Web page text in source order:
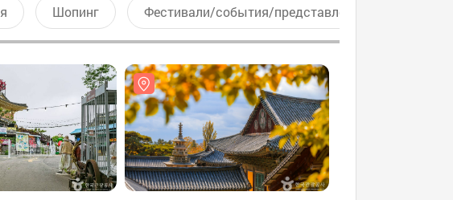
Шопинг Фестивали/события/представления